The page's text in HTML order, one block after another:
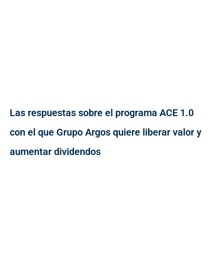
Las respuestas sobre el programa ACE 1.0
con el que Grupo Argos quiere liberar valor y
aumentar dividendos